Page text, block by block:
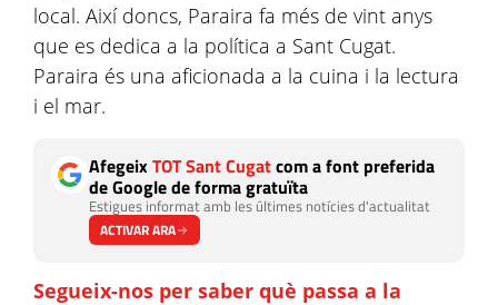
local. Així doncs, Paraira fa més de vint anys
que es dedica a la política a Sant Cugat.
Paraira és una aficionada a la cuina i la lectura
i el mar.
AfegeixTOT Sant Cugatcom a font preferida
de Google de forma gratuïta
Estigues informat amb les últimes notícies d'actualitat
ACTIVAR ARA
Segueix-nos per saber què passa a la